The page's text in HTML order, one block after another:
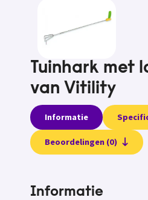
Tuinhark met
van Vitility
Informatie
Beoordelingen (0)
Informatie